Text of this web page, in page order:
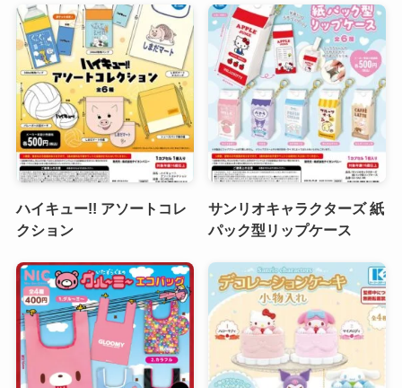
ハイキュー!! アソートコレ
クション
サンリオキャラクターズ 紙
パック型リップケース